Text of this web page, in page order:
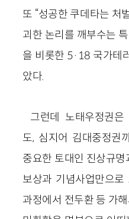
또 “성공한 쿠데타는 처
괴한 논리를 깨부수는
을 비롯한 5·18 국가테
았다.
그런데 노태우정권은
도, 심지어 김대중정권
중요한 토대인 진상규
보상과 기념사업만으
과정에서 전두환 등 가